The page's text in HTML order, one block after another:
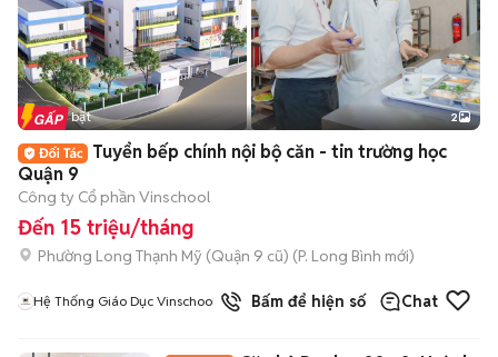
Tin nổi bật 2
Tuyển bếp chính nội bộ căn - tin trường học
Quận 9
Công ty Cổ phần Vinschool
Đến 15 triệu/tháng
Phường Long Thạnh Mỹ (Quận 9 cũ) (P. Long Bình mới)
Hệ Thống Giáo Dục Vinschool Bấm để hiện số Chat